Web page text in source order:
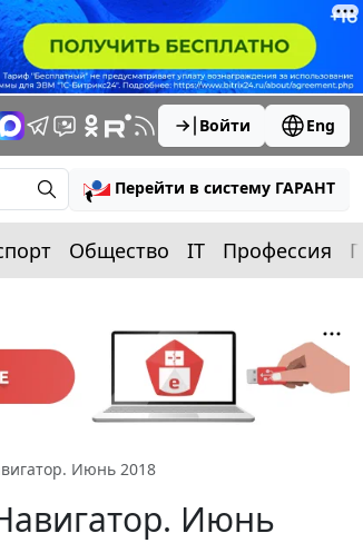
Войти Eng
Перейти в систему ГАРАНТ
Общество IT Профессия
Июнь 2018
Июнь